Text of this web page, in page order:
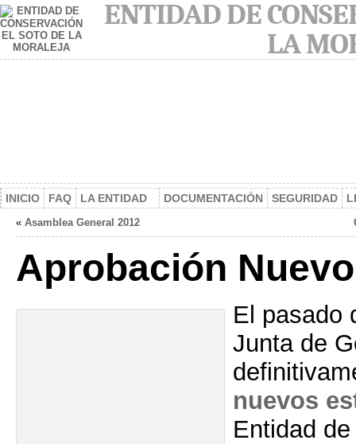
ENTIDAD DE
LA
INICIO FAQ LA ENTIDAD DOCUMENTACIÓN SEGURIDAD
« Asamblea General 2012
Aprobación
El pasado
Junta de
nuevos
Entidad